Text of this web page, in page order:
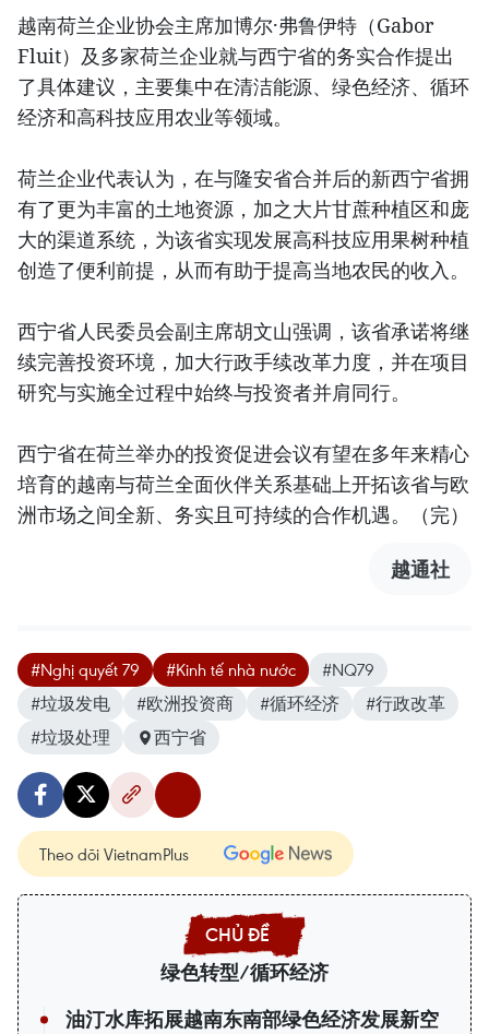
越南荷兰企业协会主席加博尔·弗鲁伊特（Gabor
Fluit）及多家荷兰企业就与西宁省的务实合作提出
了具体建议，主要集中在清洁能源、绿色经济、循环
经济和高科技应用农业等领域。
荷兰企业代表认为，在与隆安省合并后的新西宁省拥
有了更为丰富的土地资源，加之大片甘蔗种植区和庞
大的渠道系统，为该省实现发展高科技应用果树种植
创造了便利前提，从而有助于提高当地农民的收入。
西宁省人民委员会副主席胡文山强调，该省承诺将继
续完善投资环境，加大行政手续改革力度，并在项目
研究与实施全过程中始终与投资者并肩同行。
西宁省在荷兰举办的投资促进会议有望在多年来精心
培育的越南与荷兰全面伙伴关系基础上开拓该省与欧
洲市场之间全新、务实且可持续的合作机遇。（完）
越通社
#Nghị quyết 79 #Kinh tế nhà nước
#NQ79
#垃圾发电
#欧洲投资商 #循环经济
#行政改革
#垃圾处理
西宁省
Theo dõi VietnamPlus
绿色转型/循环经济
油汀水库拓展越南东南部绿色经济发展新空